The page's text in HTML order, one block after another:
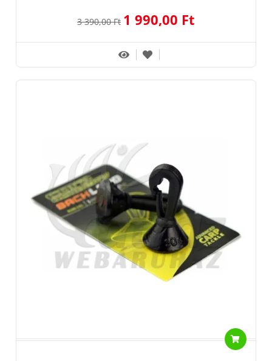
3 390,00 Ft 1 990,00 Ft